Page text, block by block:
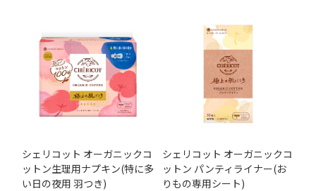
シェリコット オーガニックコ
ットン生理用ナプキン(特に多
い日の夜用 羽つき)
シェリコット オーガニックコ
ットン パンティライナー(お
りもの専用シート)